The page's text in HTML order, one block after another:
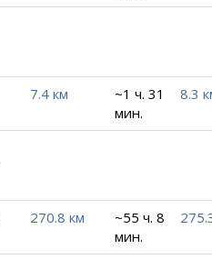
7.4 км
~1 ч. 31
мин.
8.3
270.8 км
~55 ч. 8
мин.